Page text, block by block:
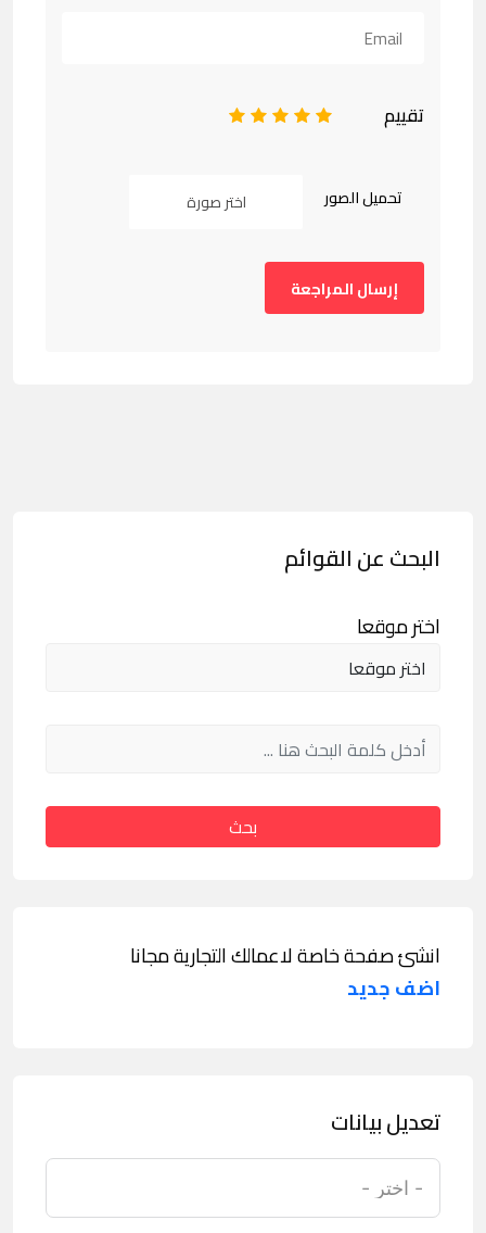
تقييم 5
4
3
2
تحميل الصور اختر صورة
البحث عن القوائم
اختر موقعا
بحث
انشئ صفحة خاصة لاعمالك التجارية مجانا
اضف جديد
تعديل بيانات